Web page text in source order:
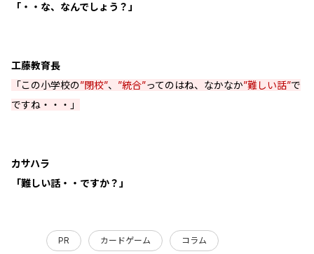
「・・な、なんでしょう？」
工藤教育長
「この小学校の”閉校”、 ”統合”ってのはね、なかなか”難しい話”で
ですね・・・」
カサハラ
「難しい話・・ですか？」
PR カードゲーム コラム